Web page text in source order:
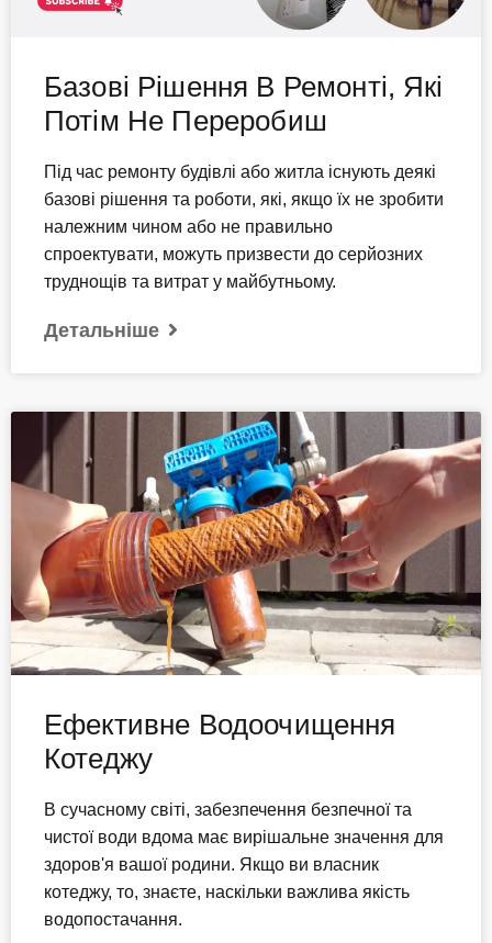
Базові Рішення В Ремонті, Які
Потім Не Переробиш
Під час ремонту будівлі або житла існують деякі
базові рішення та роботи, які, якщо їх не зробити
належним чином або не правильно
спроектувати, можуть призвести до серйозних
труднощів та витрат у майбутньому.
Детальніше
Ефективне Водоочищення
Котеджу
В сучасному світі, забезпечення безпечної та
чистої води вдома має вирішальне значення для
здоров'я вашої родини. Якщо ви власник
котеджу, то, знаєте, наскільки важлива якість
водопостачання.